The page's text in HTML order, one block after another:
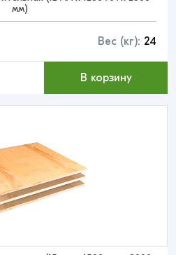
мм)
Вес (кг): 24
В корзину